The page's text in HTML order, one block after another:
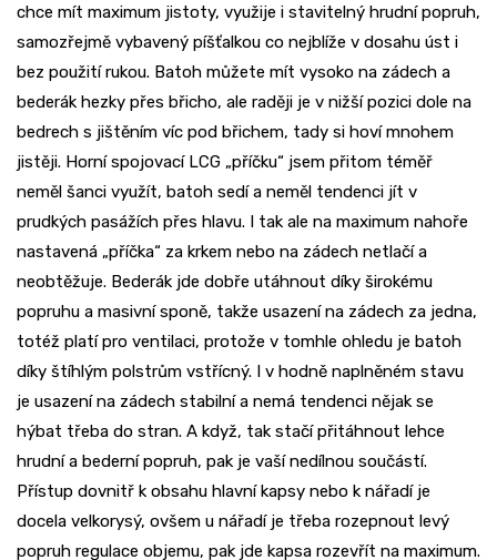
chce mít maximum jistoty, využije i stavitelný hrudní popruh,
samozřejmě vybavený píšťalkou co nejblíže v dosahu úst i
bez použití rukou. Batoh můžete mít vysoko na zádech a
bederák hezky přes břicho, ale raději je v nižší pozici dole na
bedrech s jištěním víc pod břichem, tady si hoví mnohem
jistěji. Horní spojovací LCG „příčku“ jsem přitom téměř
neměl šanci využít, batoh sedí a neměl tendenci jít v
prudkých pasážích přes hlavu. I tak ale na maximum nahoře
nastavená „příčka“ za krkem nebo na zádech netlačí a
neobtěžuje. Bederák jde dobře utáhnout díky širokému
popruhu a masivní sponě, takže usazení na zádech za jedna,
totéž platí pro ventilaci, protože v tomhle ohledu je batoh
díky štíhlým polstrům vstřícný. I v hodně naplněném stavu
je usazení na zádech stabilní a nemá tendenci nějak se
hýbat třeba do stran. A když, tak stačí přitáhnout lehce
hrudní a bederní popruh, pak je vaší nedílnou součástí.
Přístup dovnitř k obsahu hlavní kapsy nebo k nářadí je
docela velkorysý, ovšem u nářadí je třeba rozepnout levý
popruh regulace objemu, pak jde kapsa rozevřít na maximum.